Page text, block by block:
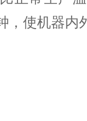
，使机器内